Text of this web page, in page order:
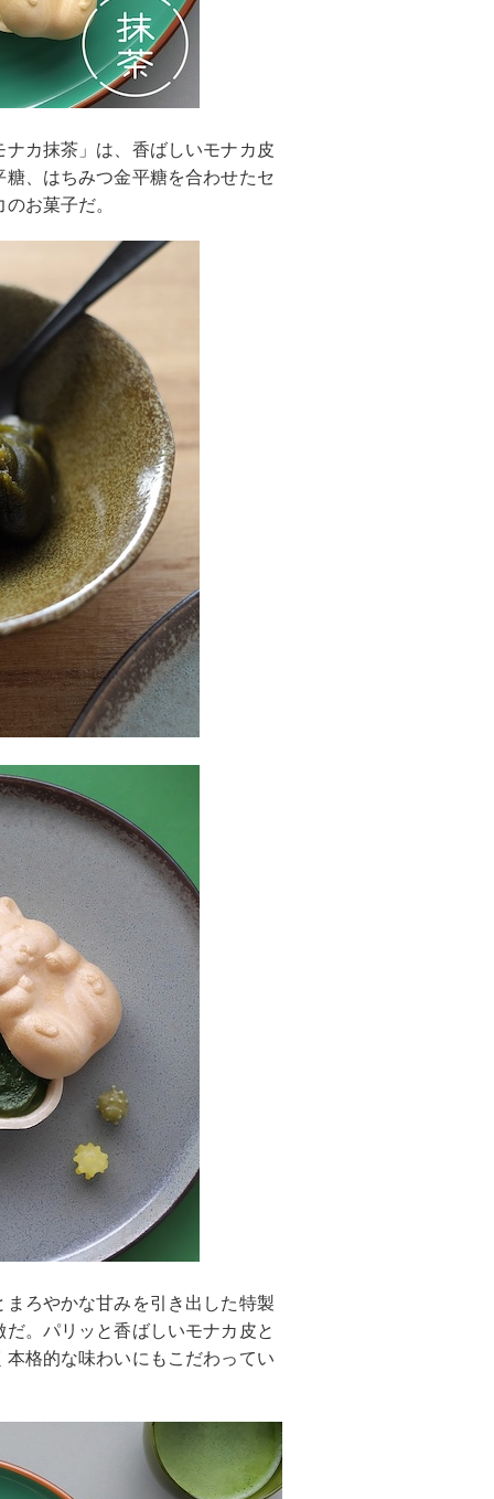
カ抹茶」は、香ばしいモナカ皮
、はちみつ金平糖を合わせたセ
お菓子だ。
ろやかな甘みを引き出した特製
。パリッと香ばしいモナカ皮と
格的な味わいにもこだわってい